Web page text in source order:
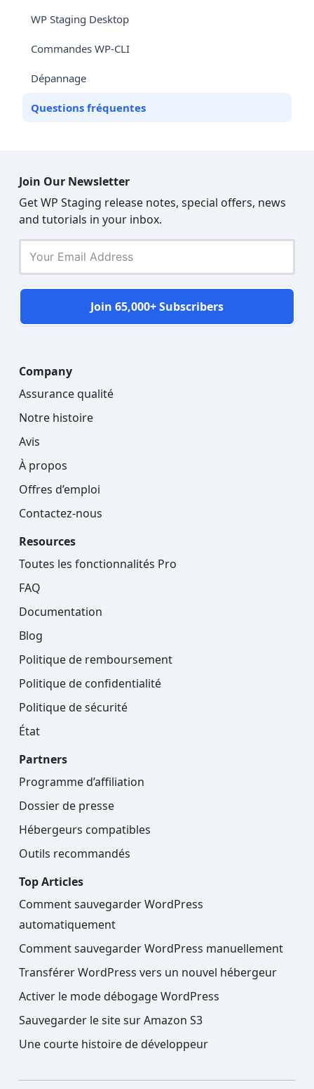
WP Staging Desktop
Commandes WP-CLI
Dépannage
Questions fréquentes
Join Our Newsletter
Get WP Staging release notes, special offers, news
and tutorials in your inbox.
Join 65,000+ Subscribers
Company
Assurance qualité
Notre histoire
Avis
À propos
Offres d’emploi
Contactez-nous
Resources
Toutes les fonctionnalités Pro
FAQ
Documentation
Blog
Politique de remboursement
Politique de confidentialité
Politique de sécurité
État
Partners
Programme d’affiliation
Dossier de presse
Hébergeurs compatibles
Outils recommandés
Top Articles
Comment sauvegarder WordPress
automatiquement
Comment sauvegarder WordPress manuellement
Transférer WordPress vers un nouvel hébergeur
Activer le mode débogage WordPress
Sauvegarder le site sur Amazon S3
Une courte histoire de développeur